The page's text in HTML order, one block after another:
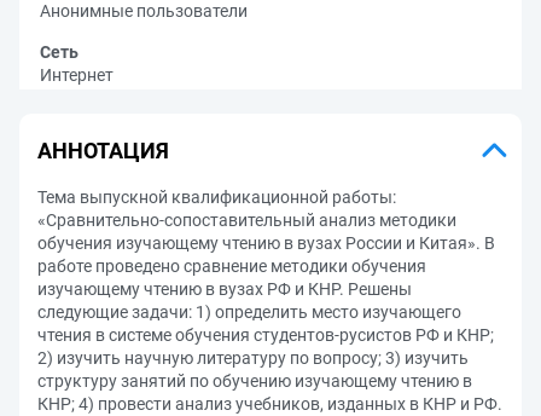
Анонимные пользователи
Сеть
Интернет
АННОТАЦИЯ
Тема выпускной квалификационной работы:
«Сравнительно-сопоставительный анализ методики
обучения изучающему чтению в вузах России и Китая». В
работе проведено сравнение методики обучения
изучающему чтению в вузах РФ и КНР. Решены
следующие задачи: 1) определить место изучающего
чтения в системе обучения студентов-русистов РФ и КНР;
2) изучить научную литературу по вопросу; 3) изучить
структуру занятий по обучению изучающему чтению в
КНР; 4) провести анализ учебников, изданных в КНР и РФ.